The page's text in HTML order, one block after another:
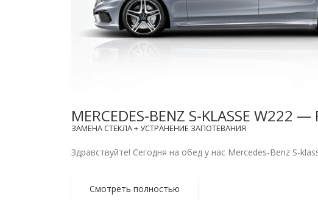
MERCEDES-BENZ S-KLASSE
ЗАМЕНА СТЕКЛА + УСТРАНЕНИЕ ЗАПОТЕВАНИЯ
Здравствуйте! Сегодня на обед у нас Mercedes-Benz S-
Смотреть полностью